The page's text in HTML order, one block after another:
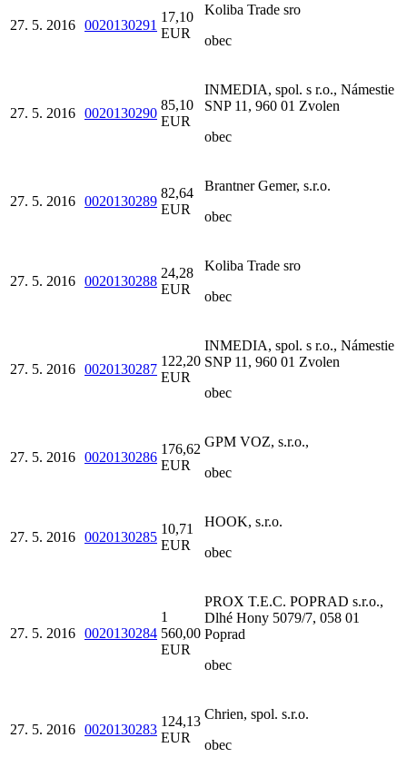
27. 5. 2016 0020130291
17,10
EUR
Koliba Trade sro
obec
27. 5. 2016 0020130290
85,10
EUR
INMEDIA, spol. s r.o., Námestie
SNP 11, 960 01 Zvolen
obec
27. 5. 2016 0020130289
82,64
EUR
Brantner Gemer, s.r.o.
obec
27. 5. 2016 0020130288
24,28
EUR
Koliba Trade sro
obec
27. 5. 2016 0020130287
122,20
EUR
INMEDIA, spol. s r.o., Námestie
SNP 11, 960 01 Zvolen
obec
27. 5. 2016 0020130286
176,62
EUR
GPM VOZ, s.r.o.,
obec
27. 5. 2016 0020130285
10,71
EUR
HOOK, s.r.o.
obec
27. 5. 2016 0020130284
1
560,00
EUR
PROX T.E.C. POPRAD s.r.o.,
Dlhé Hony 5079/7, 058 01
Poprad
obec
27. 5. 2016 0020130283
124,13
EUR
Chrien, spol. s.r.o.
obec